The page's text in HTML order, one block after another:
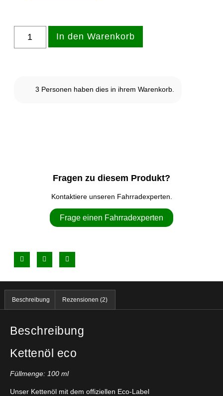
In den Warenkorb
3 Personen haben dies in ihrem Warenkorb.
Fragen zu diesem Produkt?
Kontaktiere unseren Fahrradexperten.
Frage einen Fahrradexperten
Beschreibung Rezensionen (2)
Beschreibung
Kettenöl eco
Füllmenge: 100 ml
Unser Kettenöl mit dem offiziellen Eco-Label